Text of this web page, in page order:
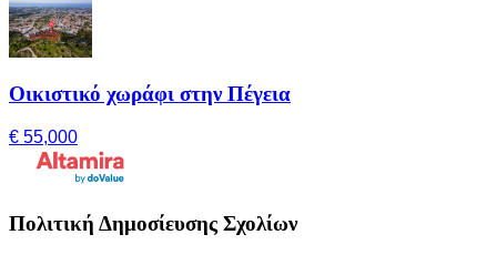
Οικιστικό χωράφι στην Πέγεια
€ 55,000
Πολιτική Δημοσίευσης Σχολίων